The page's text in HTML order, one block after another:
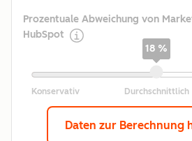
Prozentuale Abweichung von
HubSpot
18 %
Daten zur Berechnung